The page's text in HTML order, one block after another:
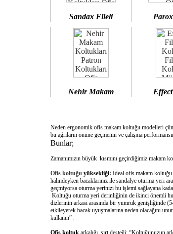
Sandax Fileli
Nehir Makam
Neden ergonomik ofis makam koltuğu modelleri
bu ağrıların önüne geçmenin ve çalışma
Bunlar;
Zamanımızın büyük kısmını geçirdiğimiz
Ofis koltuğuyüksekliği: İdeal ofis makam koltuğu
halindeyken bacaklarınız ile sandalye oturma yeri
geçmiyorsa oturma yerinizi bu işlemi sağlayana
Koltuğu oturma yeri derinliğinin de ikinci önemli
dizlerinin arkası arasında bir yumruk genişliğinde
etkileyerek bacak uyuşmalarına neden olacağını
kullanın” .
Ofis koltuk arkalığı sırt desteği: “Koltuğunuzun